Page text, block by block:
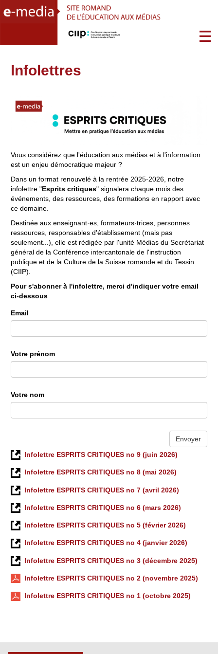
Infolettres
Vous considérez que l'éducation aux médias et à l'information
est un enjeu démocratique majeur ?
Dans un format renouvelé à la rentrée 2025-2026, notre
infolettre "Esprits critiques" signalera chaque mois des
événements, des ressources, des formations en rapport avec
ce domaine.
Destinée aux enseignant·es, formateurs·trices, personnes
ressources, responsables d'établissement (mais pas
seulement...), elle est rédigée par l'unité Médias du Secrétariat
général de la Conférence intercantonale de l'instruction
publique et de la Culture de la Suisse romande et du Tessin
(CIIP).
Pour s'abonner à l'infolettre, merci d'indiquer votre email
ci-dessous
Email
Votre prénom
Votre nom
Infolettre ESPRITS CRITIQUES no 9 (juin 2026)
Infolettre ESPRITS CRITIQUES no 8 (mai 2026)
Infolettre ESPRITS CRITIQUES no 7 (avril 2026)
Infolettre ESPRITS CRITIQUES no 6 (mars 2026)
Infolettre ESPRITS CRITIQUES no 5 (février 2026)
Infolettre ESPRITS CRITIQUES no 4 (janvier 2026)
Infolettre ESPRITS CRITIQUES no 3 (décembre 2025)
Infolettre ESPRITS CRITIQUES no 2 (novembre 2025)
Infolettre ESPRITS CRITIQUES no 1 (octobre 2025)